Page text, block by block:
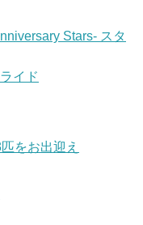
Stars- スタ
イド
をお出迎え